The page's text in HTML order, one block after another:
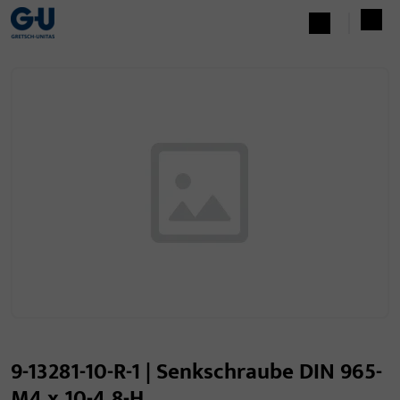
9-13281-10-R-1 | Senkschraube DIN 965-